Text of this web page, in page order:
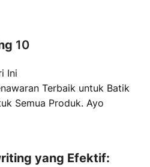
10
Ini
Terbaik untuk Batik
Semua Produk. Ayo
yang Efektif: